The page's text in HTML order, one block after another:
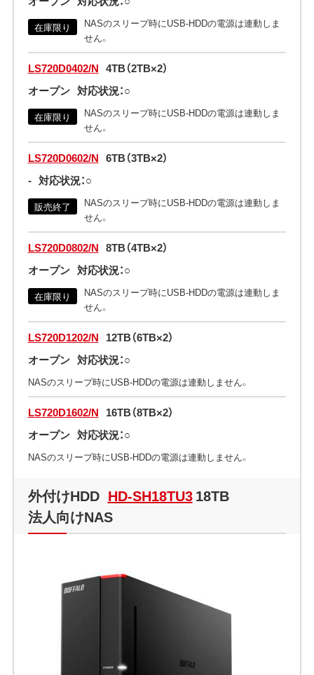
在庫限り
NASのスリープ時にUSB-HDDの電源は連動しま
せん。
LS720D0402/N 4TB（2TB×2）
オープン 対応状況：○
在庫限り
NASのスリープ時にUSB-HDDの電源は連動しま
せん。
LS720D0602/N 6TB（3TB×2）
- 対応状況：○
販売終了
NASのスリープ時にUSB-HDDの電源は連動しま
せん。
LS720D0802/N 8TB（4TB×2）
オープン 対応状況：○
在庫限り
NASのスリープ時にUSB-HDDの電源は連動しま
せん。
LS720D1202/N 12TB（6TB×2）
オープン 対応状況：○
NASのスリープ時にUSB-HDDの電源は連動しません。
LS720D1602/N 16TB（8TB×2）
オープン 対応状況：○
NASのスリープ時にUSB-HDDの電源は連動しません。
外付けHDD HD-SH18TU318TB
法人向けNAS